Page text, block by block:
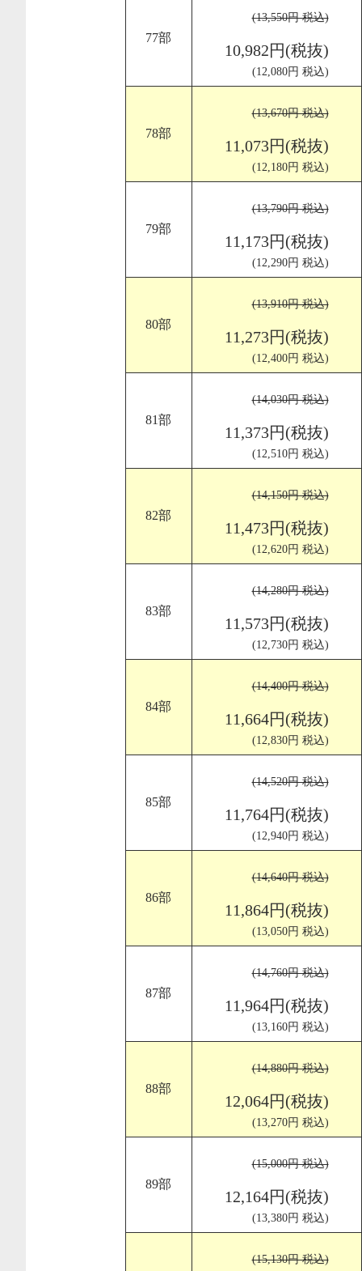
77部
(13,550円 税込)
10,982円(税抜)
(12,080円 税込)
78部
(13,670円 税込)
11,073円(税抜)
(12,180円 税込)
79部
(13,790円 税込)
11,173円(税抜)
(12,290円 税込)
80部
(13,910円 税込)
11,273円(税抜)
(12,400円 税込)
81部
(14,030円 税込)
11,373円(税抜)
(12,510円 税込)
82部
(14,150円 税込)
11,473円(税抜)
(12,620円 税込)
83部
(14,280円 税込)
11,573円(税抜)
(12,730円 税込)
84部
(14,400円 税込)
11,664円(税抜)
(12,830円 税込)
85部
(14,520円 税込)
11,764円(税抜)
(12,940円 税込)
86部
(14,640円 税込)
11,864円(税抜)
(13,050円 税込)
87部
(14,760円 税込)
11,964円(税抜)
(13,160円 税込)
88部
(14,880円 税込)
12,064円(税抜)
(13,270円 税込)
89部
(15,000円 税込)
12,164円(税抜)
(13,380円 税込)
(15,130円 税込)